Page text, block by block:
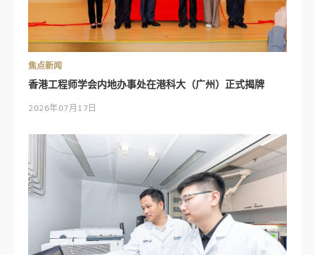
焦点新闻
香港工程师学会内地办事处在港科大（广州）正式揭牌
2026年07月17日